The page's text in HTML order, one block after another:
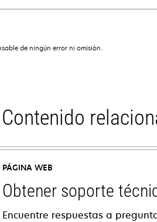
de ningún error ni omisión.
Contenido
PÁGINA WEB
Obtener soporte
Encuentre respuestas a